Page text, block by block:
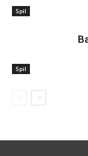
Spil
Spil